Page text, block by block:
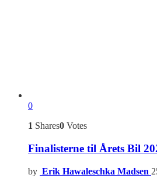
0
1 Shares0 Votes
Finalisterne til Årets Bil
by Erik Hawaleschka Madsen